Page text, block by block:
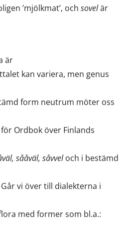
’mjölkmat’, och sovelär
är
kan variera, men genus
form neutrum möter oss
Ordbok över Finlands
sååväl, såvveloch i bestämd
Går vi över till dialekterna i
med former som bl.a.: